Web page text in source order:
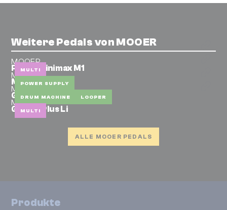
Weitere Pedals von MOOER
MULTI
MOOER
Prime Minimax M1
POWER SUPPLY
MOOER
Micro Power
DRUM MACHINE LOOPER
MOOER
GL200
MULTI
MOOER
GE 200 Plus Li
ALLE MOOER PEDALS
Produkte